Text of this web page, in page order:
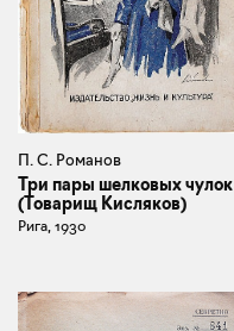
П. С. Романов
Три пары шелковых чулок
(Товарищ Кисляков)
Рига, 1930